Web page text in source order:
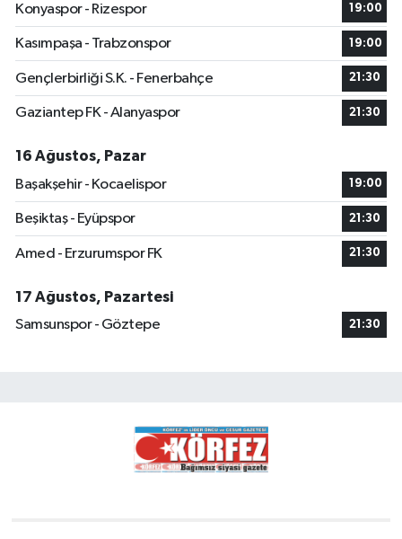
Konyaspor - Rizespor
19:00
Kasımpaşa - Trabzonspor 19:00
Gençlerbirliği S.K. - Fenerbahçe 21:30
Gaziantep FK - Alanyaspor 21:30
16 Ağustos, Pazar
Başakşehir - Kocaelispor
19:00
Beşiktaş - Eyüpspor 21:30
Amed - Erzurumspor FK 21:30
17 Ağustos, Pazartesi
Samsunspor - Göztepe
21:30